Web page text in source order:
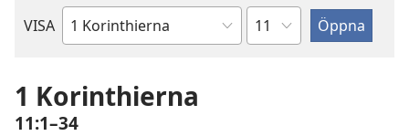
VISA
Bibelbok
Kapitel
1 Korinthierna
11:1–34